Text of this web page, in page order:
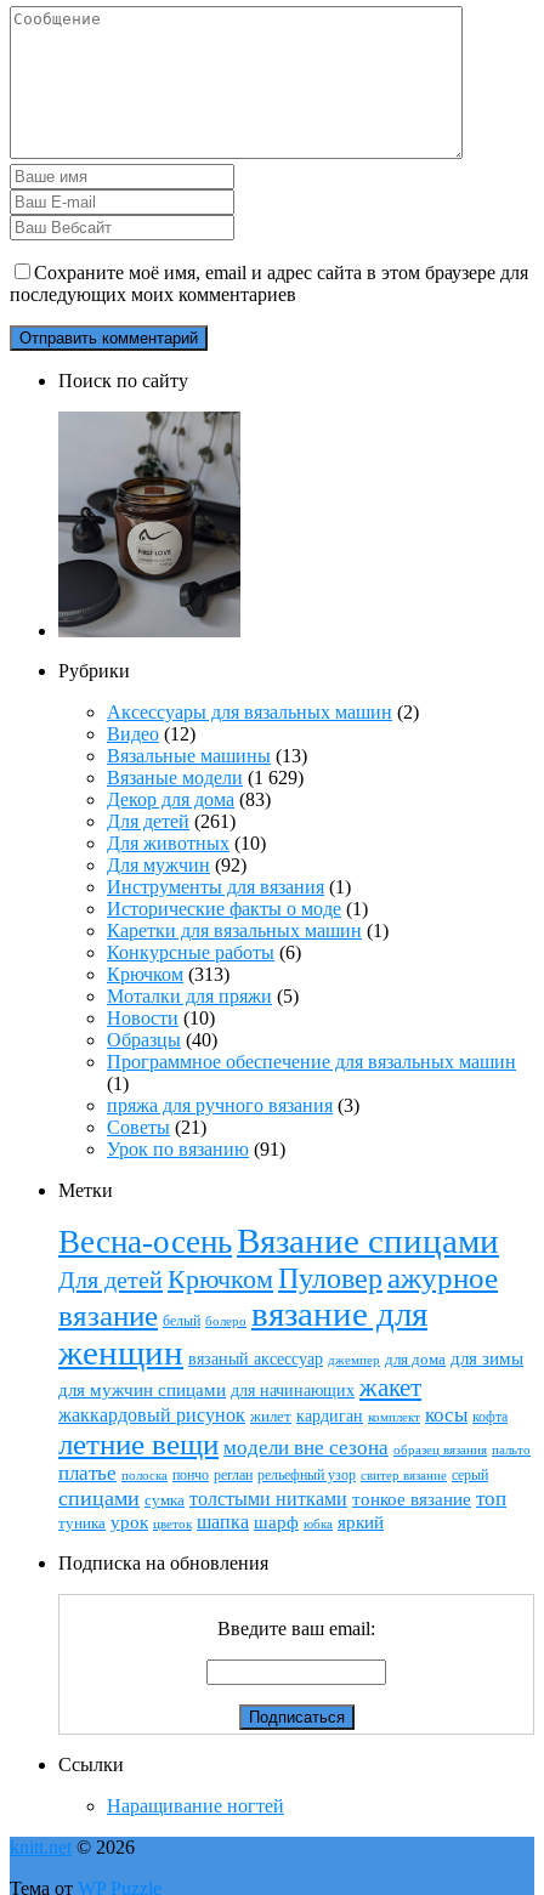
Сохраните моё имя, email и адрес сайта в этом браузере для
последующих моих комментариев
Поиск по сайту
Рубрики
Аксессуары для вязальных машин (2)
Видео (12)
Вязальные машины (13)
Вязаные модели (1 629)
Декор для дома (83)
Для детей (261)
Для животных (10)
Для мужчин (92)
Инструменты для вязания (1)
Исторические факты о моде (1)
Каретки для вязальных машин (1)
Конкурсные работы (6)
Крючком (313)
Моталки для пряжи (5)
Новости (10)
Образцы (40)
Программное обеспечение для вязальных машин
(1)
пряжа для ручного вязания (3)
Советы (21)
Урок по вязанию (91)
Метки
Весна-осеньВязание спицами
Для детейКрючкомПуловер ажурное
вязание белый болеро вязание для
женщин вязаный аксессуар джемпер для дома для зимы
для мужчин спицами для начинающих жакет
жаккардовый рисунок жилет кардиган комплект косы кофта
летние вещи модели вне сезона образец вязания пальто
платье полоска пончо реглан рельефный узор свитер вязание серый
спицами сумка толстыми нитками тонкое вязание топ
туника урок цветок шапка шарф юбка яркий
Подписка на обновления
Введите ваш email:
Ссылки
Наращивание ногтей
knitt.net © 2026
Тема от WP Puzzle